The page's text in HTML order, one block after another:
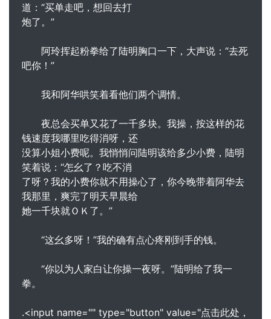
道：“买单走吧，想回去打
炮了。”
阿玲挥起粉拳给了陆明胸口一下，大声说：“去死
吧你！”
我和阿华哄笑着看他们两个调情。
夜总会买单又花了一千多块。我操，按这样的花
钱速度我哪里吃得消呀，还
没算小姐小费呢。我悄悄问陆明该给多少小费，陆明
笑着说：“怎幺了？吃不消
了呀？我的小费你就不用操心了，你今晚带着阿华去
我那里，爽完了明天早晨给
她一千块就ＯＫ了。”
“这幺多呀！”我的确有点心疼刚到手的钱。
“你以为人家白让你操一夜呀。”陆明给了我一
拳。
.<input name="" type="button" value="点击此处，